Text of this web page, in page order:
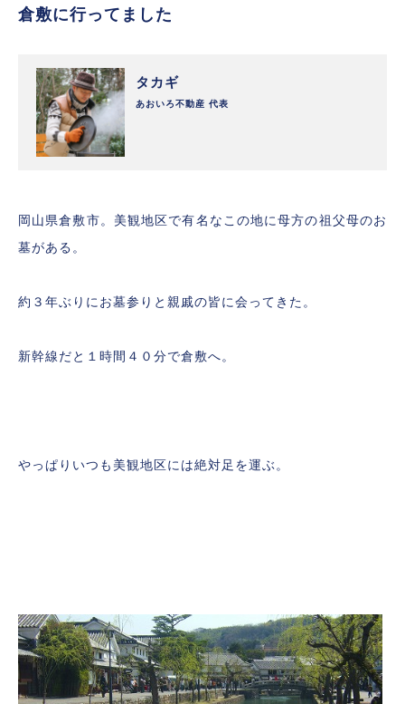
倉敷に行ってました
タカギ
あおいろ不動産 代表
岡山県倉敷市。美観地区で有名なこの地に母方の祖父母のお
墓がある。
約３年ぶりにお墓参りと親戚の皆に会ってきた。
新幹線だと１時間４０分で倉敷へ。
やっぱりいつも美観地区には絶対足を運ぶ。